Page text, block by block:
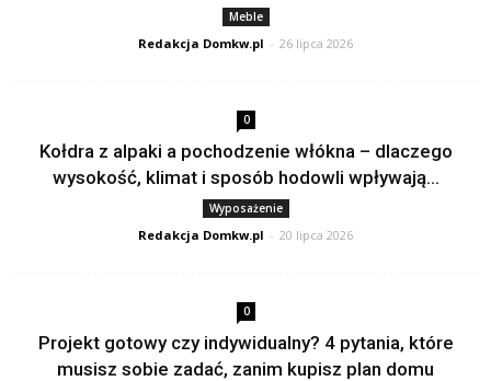
Meble
Redakcja Domkw.pl - 26 lipca 2026
0
Kołdra z alpaki a pochodzenie włókna – dlaczego
wysokość, klimat i sposób hodowli wpływają...
Wyposażenie
Redakcja Domkw.pl - 20 lipca 2026
0
Projekt gotowy czy indywidualny? 4 pytania, które
musisz sobie zadać, zanim kupisz plan domu